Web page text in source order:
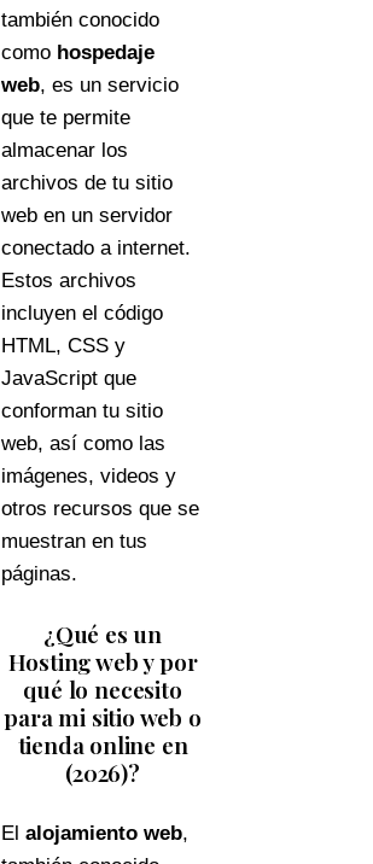
también conocido
como hospedaje
web, es un servicio
que te permite
almacenar los
archivos de tu sitio
web en un servidor
conectado a internet.
Estos archivos
incluyen el código
HTML, CSS y
JavaScript que
conforman tu sitio
web, así como las
imágenes, videos y
otros recursos que se
muestran en tus
páginas.
¿Qué es un
Hosting web y por
qué lo necesito
para mi sitio web o
tienda online en
(2026)?
El alojamiento web,